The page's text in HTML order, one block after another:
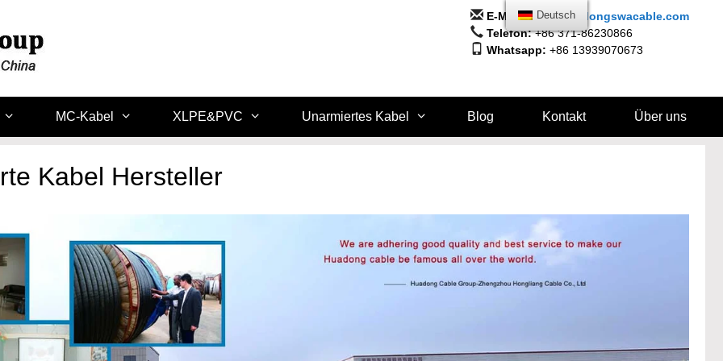
E-Mail:info@huadongswacable.com
Telefon:+86 371-86230866
Whatsapp: +86 13939070673
MC-Kabel XLPE&PVC Unarmiertes Kabel Blog Kontakt Über uns
Kabel Hersteller
Deutsch